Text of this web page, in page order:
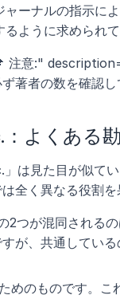
ャーナルの指示に
ように求められて
注意:"
著者の数を確認
：よくある
」は見た目が似て
全く異なる役割を
2つが混同される
が、共通している
めのものです。こ